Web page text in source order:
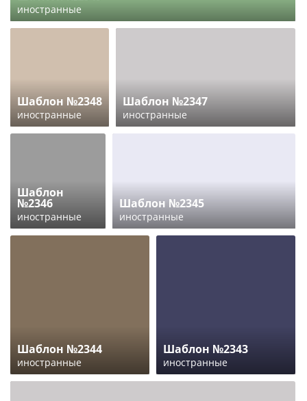
иностранные
Шаблон №2348
иностранные
Шаблон №2347
иностранные
Шаблон
№2346
иностранные
Шаблон №2345
иностранные
Шаблон №2344
иностранные
Шаблон №2343
иностранные